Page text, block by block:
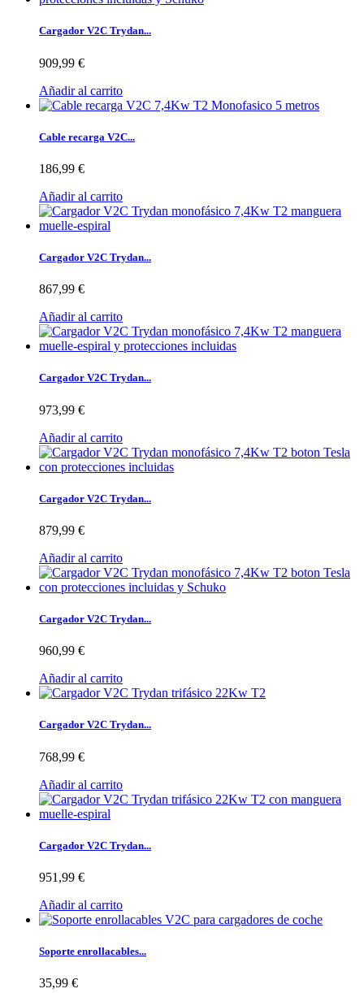
Cargador V2C Trydan...
909,99 €
Añadir al carrito
Cable recarga V2C...
186,99 €
Añadir al carrito
Cargador V2C Trydan...
867,99 €
Añadir al carrito
Cargador V2C Trydan...
973,99 €
Añadir al carrito
Cargador V2C Trydan...
879,99 €
Añadir al carrito
Cargador V2C Trydan...
960,99 €
Añadir al carrito
Cargador V2C Trydan...
768,99 €
Añadir al carrito
Cargador V2C Trydan...
951,99 €
Añadir al carrito
Soporte enrollacables...
35,99 €